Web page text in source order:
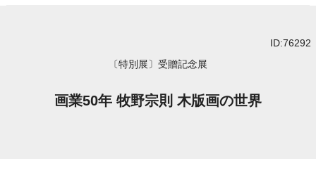
ID:76292
〔特別展〕受贈記念展
画業50年 牧野宗則 木版画の世界